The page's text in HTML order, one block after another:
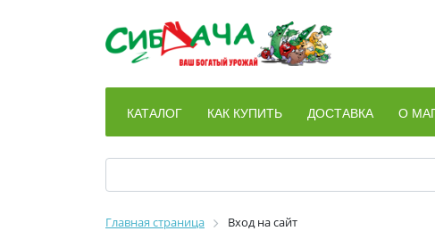
КАТАЛОГ КАК КУПИТЬ ДОСТАВКА О
Главная страница Вход на сайт